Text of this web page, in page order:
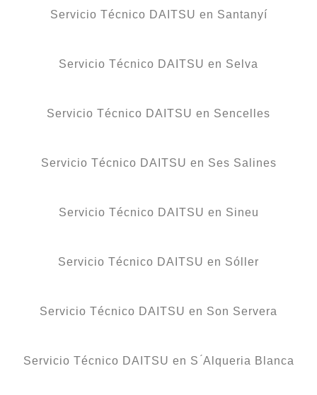
Servicio Técnico DAITSU en Santanyí
Servicio Técnico DAITSU en Selva
Servicio Técnico DAITSU en Sencelles
Servicio Técnico DAITSU en Ses Salines
Servicio Técnico DAITSU en Sineu
Servicio Técnico DAITSU en Sóller
Servicio Técnico DAITSU en Son Servera
Servicio Técnico DAITSU en S ́Alqueria Blanca